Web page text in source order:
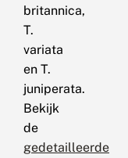
britannica,
T.
variata
en T.
juniperata.
Bekijk
de
gedetailleerde